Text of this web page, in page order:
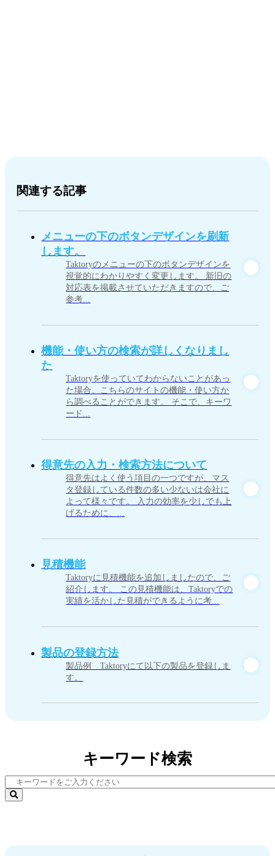
関連する記事
メニューの下のボタンデザインを刷新
します。
Taktoryのメニューの下のボタンデザインを
視覚的にわかりやすく変更します。 新旧の
対応表を掲載させていただきますので、ご
参考...
機能・使い方の検索が詳しくなりまし
た
Taktoryを使っていてわからないことがあっ
た場合、こちらのサイトの機能・使い方か
ら調べることができます。 そこで、キーワ
ード...
得意先の入力・検索方法について
得意先はよく使う項目の一つですが、マス
タ登録している件数の多い少ないは会社に
よって様々です。 入力の効率を少しでも上
げるために、...
見積機能
Taktoryに見積機能を追加しましたので、ご
紹介します。 この見積機能は、Taktoryでの
実績を活かした見積ができるように考...
製品の登録方法
製品例 Taktoryにて以下の製品を登録しま
す。
キーワード検索